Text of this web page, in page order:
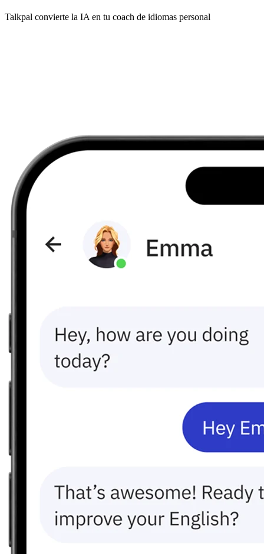
Talkpal convierte la IA en tu coach de idiomas personal